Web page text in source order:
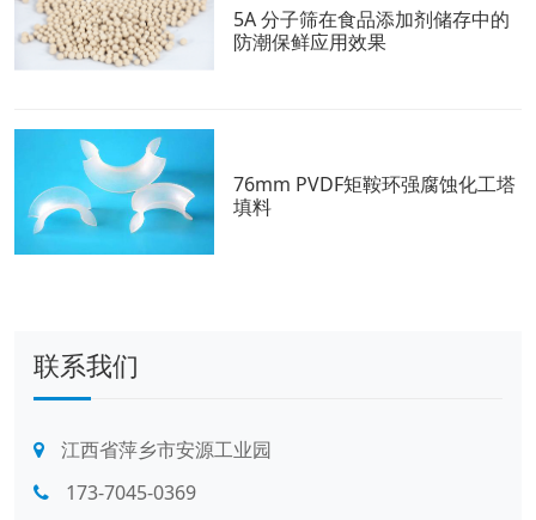
5A 分子筛在食品添加剂储存中的
防潮保鲜应用效果
76mm PVDF矩鞍环强腐蚀化工塔
填料
联系我们
江西省萍乡市安源工业园
173-7045-0369